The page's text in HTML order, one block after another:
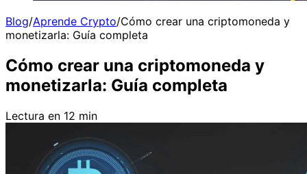
Blog/Aprende Crypto/Cómo crear una criptomoneda y
monetizarla: Guía completa
Cómo crear una criptomoneda y
monetizarla: Guía completa
Lectura en 12 min